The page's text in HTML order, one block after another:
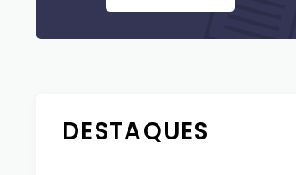
DESTAQUES